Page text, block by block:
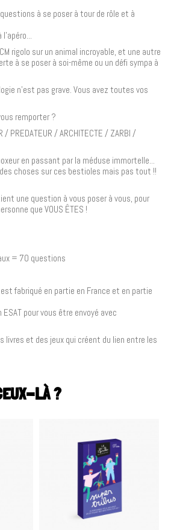
à se poser à tour de rôle et à
rigolo sur un animal incroyable, et une autre
à se poser à soi-même ou un défi sympa à
n'est pas grave. Vous avez toutes vos
remporter ?
/ PREDATEUR / ARCHITECTE / ZARBI /
en passant par la méduse immortelle...
choses sur ces bestioles mais pas tout !!
une question à vous poser à vous, pour
que VOUS ÊTES !
= 70 questions
fabriqué en partie en France et en partie
pour vous être envoyé avec
livres et des jeux qui créent du lien entre les
LÀ ?